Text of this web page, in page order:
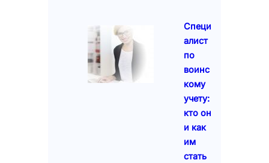
Специ
алист
по
воинс
кому
учету:
кто он
и как
им
стать